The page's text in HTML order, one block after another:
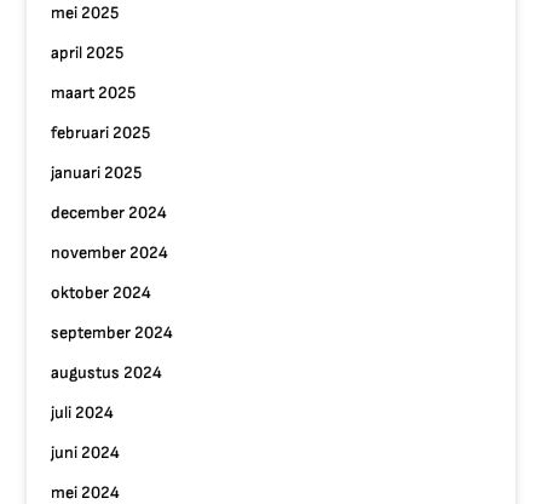
mei 2025
april 2025
maart 2025
februari 2025
januari 2025
december 2024
november 2024
oktober 2024
september 2024
augustus 2024
juli 2024
juni 2024
mei 2024